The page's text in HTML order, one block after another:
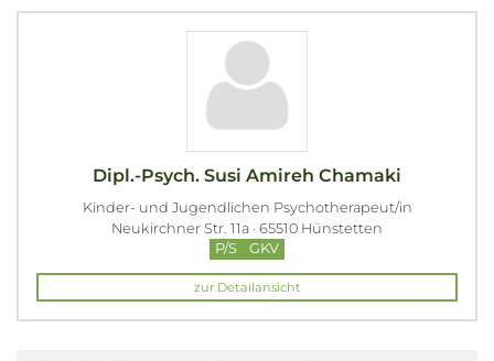
Dipl.-Psych. Susi Amireh Chamaki
Kinder- und Jugendlichen Psychotherapeut/in
Neukirchner Str. 11a · 65510 Hünstetten
P/S
GKV
zur Detailansicht